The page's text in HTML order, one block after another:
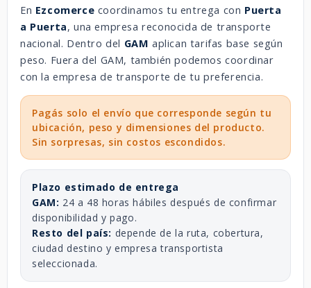
En Ezcomerce coordinamos tu entrega con Puerta
a Puerta, una empresa reconocida de transporte
nacional. Dentro del GAM aplican tarifas base según
peso. Fuera del GAM, también podemos coordinar
con la empresa de transporte de tu preferencia.
Pagás solo el envío que corresponde según tu
ubicación, peso y dimensiones del producto.
Sin sorpresas, sin costos escondidos.
Plazo estimado de entrega
GAM: 24 a 48 horas hábiles después de confirmar
disponibilidad y pago.
Resto del país: depende de la ruta, cobertura,
ciudad destino y empresa transportista
seleccionada.